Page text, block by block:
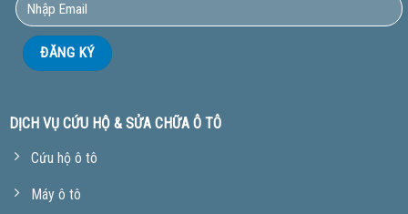
DỊCH VỤ CỨU HỘ & SỬA CHỮA Ô TÔ
Cứu hộ ô tô
Máy ô tô